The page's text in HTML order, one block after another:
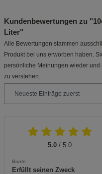
Kundenbewertungen zu
Liter"
Alle Bewertungen stammen
Produkt bei uns erworben haben.
persönliche Meinungen wieder
zu verstehen.
5.0 / 5.0
Bunte
Erfüllt seinen Zweck